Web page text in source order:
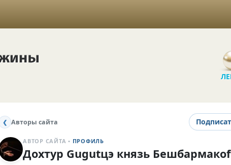
❮ Авторы сайта
АВТОР САЙТА • ПРОФИЛЬ
Дохтур Gugutцэ князь